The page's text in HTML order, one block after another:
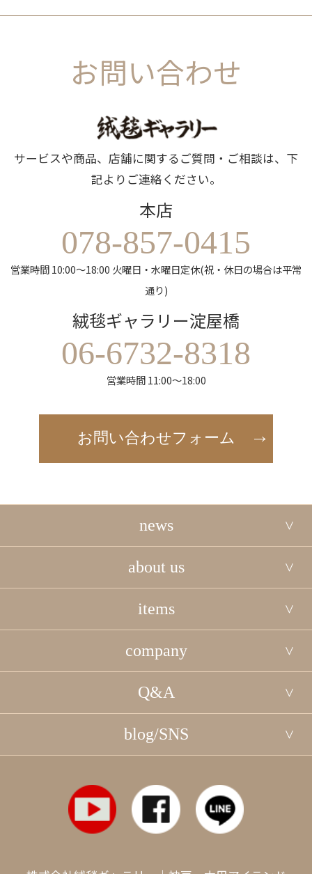
お問い合わせ
サービスや商品、店舗に関するご質問・ご相談は、下
記よりご連絡ください。
本店
078-857-0415
営業時間 10:00～18:00 火曜日・水曜日定休(祝・休日の場合は平常
通り)
絨毯ギャラリー淀屋橋
06-6732-8318
営業時間 11:00～18:00
お問い合わせフォーム
news
about us
items
company
Q&A
blog/SNS